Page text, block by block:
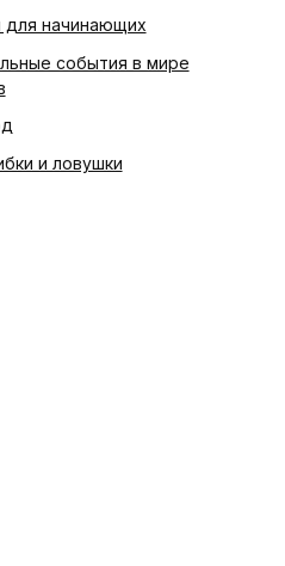
для начинающих
события в мире
и ловушки